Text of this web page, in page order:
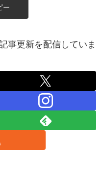
ー
事更新を配信していま